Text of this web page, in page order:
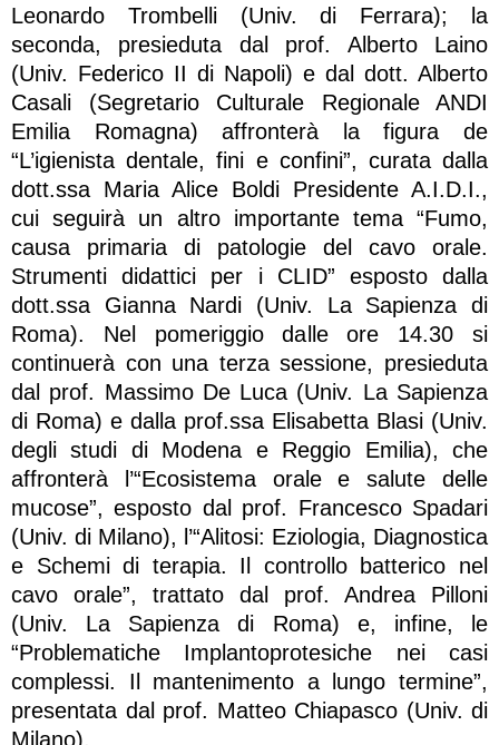
Leonardo Trombelli (Univ. di Ferrara); la
seconda, presieduta dal prof. Alberto Laino
(Univ. Federico II di Napoli) e dal dott. Alberto
Casali (Segretario Culturale Regionale ANDI
Emilia Romagna) affronterà la figura de
“L’igienista dentale, fini e confini”, curata dalla
dott.ssa Maria Alice Boldi Presidente A.I.D.I.,
cui seguirà un altro importante tema “Fumo,
causa primaria di patologie del cavo orale.
Strumenti didattici per i CLID” esposto dalla
dott.ssa Gianna Nardi (Univ. La Sapienza di
Roma). Nel pomeriggio dalle ore 14.30 si
continuerà con una terza sessione, presieduta
dal prof. Massimo De Luca (Univ. La Sapienza
di Roma) e dalla prof.ssa Elisabetta Blasi (Univ.
degli studi di Modena e Reggio Emilia), che
affronterà l’“Ecosistema orale e salute delle
mucose”, esposto dal prof. Francesco Spadari
(Univ. di Milano), l’“Alitosi: Eziologia, Diagnostica
e Schemi di terapia. Il controllo batterico nel
cavo orale”, trattato dal prof. Andrea Pilloni
(Univ. La Sapienza di Roma) e, infine, le
“Problematiche Implantoprotesiche nei casi
complessi. Il mantenimento a lungo termine”,
presentata dal prof. Matteo Chiapasco (Univ. di
Milano).